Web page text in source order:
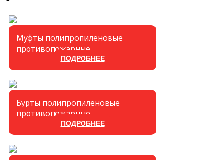
Муфты полипропиленовые
противопожарные
ПОДРОБНЕЕ
Бурты полипропиленовые
противопожарные
ПОДРОБНЕЕ